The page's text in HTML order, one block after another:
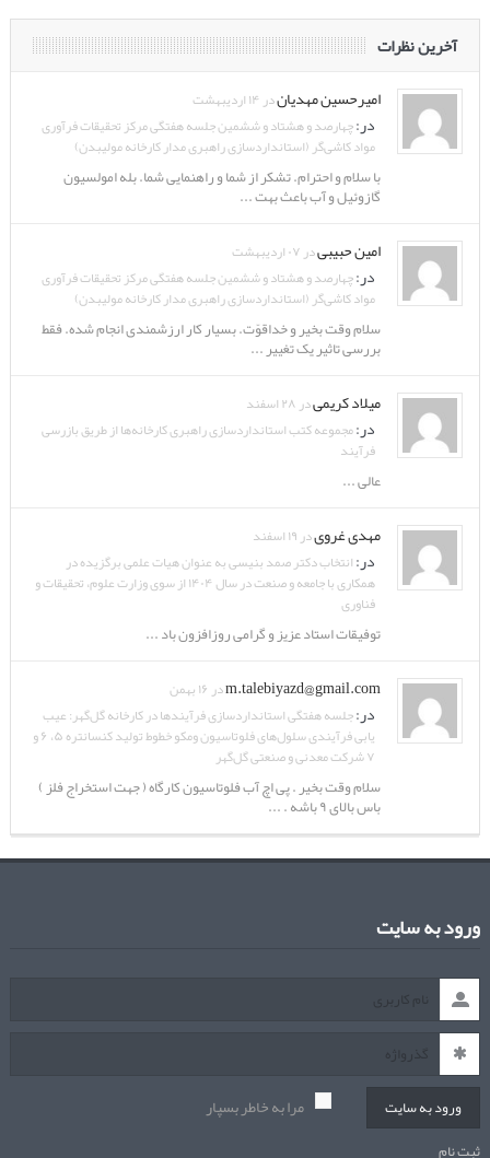
آخرین نظرات
امیرحسین مهدیاندر ۱۴ اردیبهشت
در:چهارصد و هشتاد و ششمین جلسه هفتگی مرکز تحقیقات فرآوری
مواد کاشی‌گر (استانداردسازی راهبری مدار کارخانه مولیبدن)
با سلام و احترام. تشکر از شما و راهنمایی شما. بله امولسیون
گازوئیل و آب باعث بهت ...
امین حبیبیدر ۰۷ اردیبهشت
در:چهارصد و هشتاد و ششمین جلسه هفتگی مرکز تحقیقات فرآوری
مواد کاشی‌گر (استانداردسازی راهبری مدار کارخانه مولیبدن)
سلام وقت بخیر و خداقوّت. بسیار کار ارزشمندی انجام شده. فقط
بررسی تاثیر یک تغییر ...
میلاد کریمیدر ۲۸ اسفند
در:مجموعه کتب استانداردسازی راهبری کارخانه‌ها از طریق بازرسی
فرآیند
عالی ...
مهدی غرویدر ۱۹ اسفند
در:انتخاب دکتر صمد بنیسی به عنوان هیات علمی برگزیده در
همکاری با جامعه و صنعت در سال ۱۴۰۴ از سوی وزارت علوم، تحقیقات و
فناوری
توفیقات استاد عزیز و گرامی روزافزون باد ...
m.talebiyazd@gmail.comدر ۱۶ بهمن
در:جلسه هفتگی استانداردسازی فرآیندها در کارخانه گل‌گهر: عیب
یابی فرآیندی سلول‌های فلوتاسیون ومکو خطوط تولید کنسانتره ۵، ۶ و
۷ شرکت معدنی و صنعتی گل‌گهر
سلام وقت بخیر . پی اچ آب فلوتاسیون کارگاه ( جهت استخراج فلز )
باس بالای ۹ باشه . ...
ورود به سایت
ورود به سایت مرا به خاطر بسپار
ثبت نام